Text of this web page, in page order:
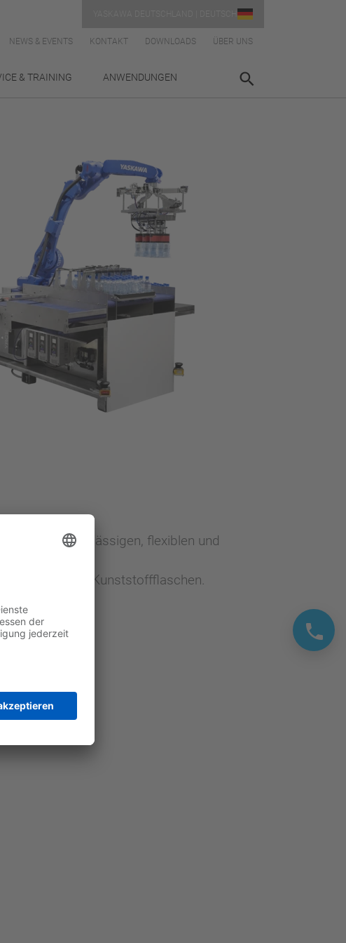
NEWS & EVENTS KONTAKT DOWNLOADS ÜBER UNS
& TRAINING ANWENDUNGEN
eines zuverlässigen, flexiblen und
Glas- oder Kunststoffflaschen.